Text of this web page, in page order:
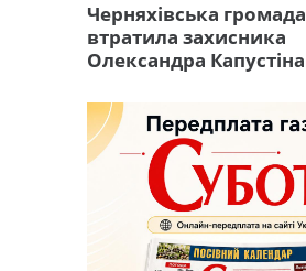
Черняхівська громада
втратила захисника
Олександра Капустіна